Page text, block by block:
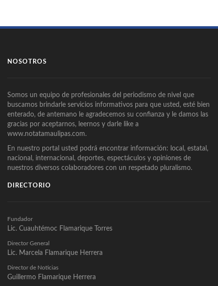
NOSOTROS
Somos un equipo de profesionales del periodismo de nivel que
buscamos brindarle servicios informativos para que usted, esté bien
enterado, de antemano le agradecemos su confianza y le damos las
gracias por aceptarnos, leernos y darle like a
www.notatamaulipas.com.
En nuestro portal usted podrá encontrar información: local, estatal,
nacional, internacional, deportes, espectáculos y opiniones de
nuestros diversos colaboradores con un respetado pluralismo.
DIRECTORIO
Fundador
Lic. Cuauhtémoc Flamarique Torres
Director General
Lic. Marcela Flamarique Herrera
Director de Noticias
Guillermo Flamarique Herrera